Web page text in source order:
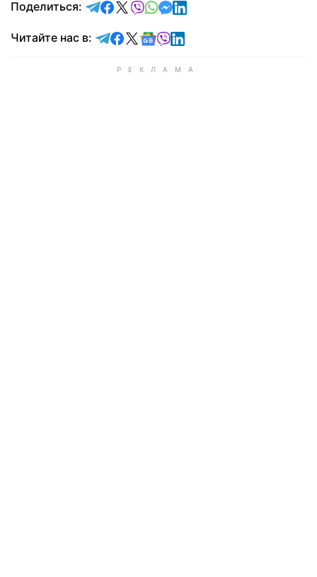
Поделиться: отправить в Telegram
поделиться в Facebook
поделиться в X
отправить в Viber
отправить в Whatsapp
отправить в Messenger
отправить в LinkedIn
Читайте нас в: Читайте в Telegram
Читайте в Facebook
Читайте в X
Читайте в Google news
Читайте в Viber
Читайте в LinkedIn